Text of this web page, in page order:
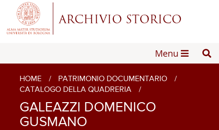
Menu
HOME / PATRIMONIO DOCUMENTARIO
/
CATALOGO DELLA QUADRERIA
/
GALEAZZI DOMENICO
GUSMANO